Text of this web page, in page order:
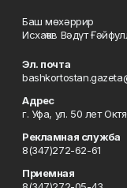
Баш мөхәррир
Исхаҡов Вәдүт
Эл. почта
Адрес
г. Уфа, ул. 50 лет
Рекламная служба
8(347)272-62-61
Приемная